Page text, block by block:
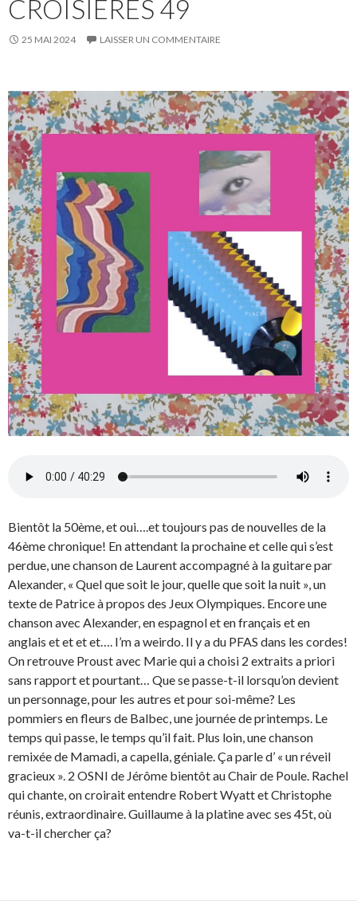
CROISIÈRES 49
25 MAI 2024 LAISSER UN COMMENTAIRE
Bientôt la 50ème, et oui….et toujours pas de nouvelles de la
46ème chronique! En attendant la prochaine et celle qui s’est
perdue, une chanson de Laurent accompagné à la guitare par
Alexander, « Quel que soit le jour, quelle que soit la nuit », un
texte de Patrice à propos des Jeux Olympiques. Encore une
chanson avec Alexander, en espagnol et en français et en
anglais et et et et…. I’m a weirdo. Il y a du PFAS dans les cordes!
On retrouve Proust avec Marie qui a choisi 2 extraits a priori
sans rapport et pourtant… Que se passe-t-il lorsqu’on devient
un personnage, pour les autres et pour soi-même? Les
pommiers en fleurs de Balbec, une journée de printemps. Le
temps qui passe, le temps qu’il fait. Plus loin, une chanson
remixée de Mamadi, a capella, géniale. Ça parle d’ « un réveil
gracieux ». 2 OSNI de Jérôme bientôt au Chair de Poule. Rachel
qui chante, on croirait entendre Robert Wyatt et Christophe
réunis, extraordinaire. Guillaume à la platine avec ses 45t, où
va-t-il chercher ça?